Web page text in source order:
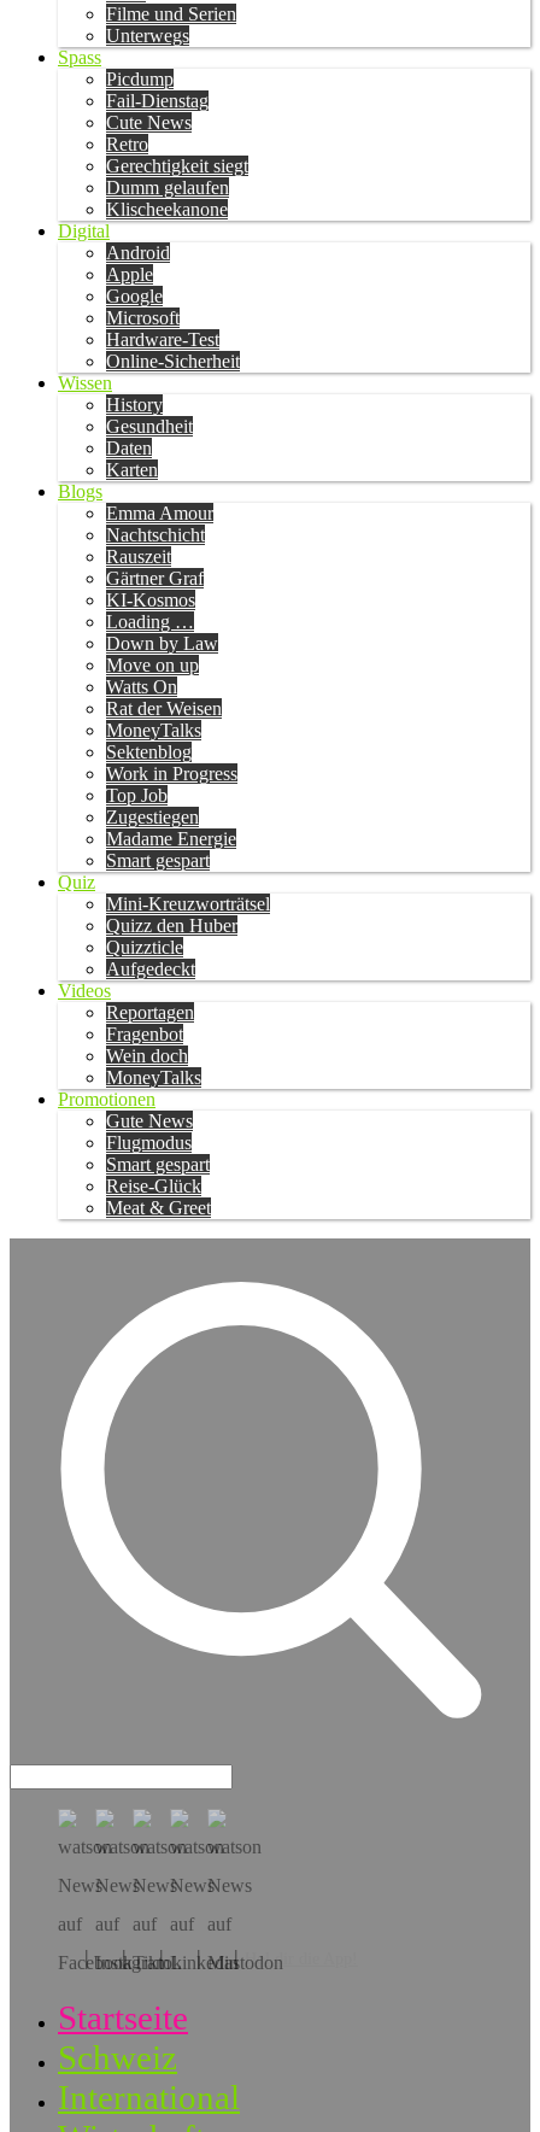
Filme und Serien
Unterwegs
Spass
Picdump
Fail-Dienstag
Cute News
Retro
Gerechtigkeit siegt
Dumm gelaufen
Klischeekanone
Digital
Android
Apple
Google
Microsoft
Hardware-Test
Online-Sicherheit
Wissen
History
Gesundheit
Daten
Karten
Blogs
Emma Amour
Nachtschicht
Rauszeit
Gärtner Graf
KI-Kosmos
Loading …
Down by Law
Move on up
Watts On
Rat der Weisen
MoneyTalks
Sektenblog
Work in Progress
Top Job
Zugestiegen
Madame Energie
Smart gespart
Quiz
Mini-Kreuzworträtsel
Quizz den Huber
Quizzticle
Aufgedeckt
Videos
Reportagen
Fragenbot
Wein doch
MoneyTalks
Promotionen
Gute News
Flugmodus
Smart gespart
Reise-Glück
Meat & Greet
Hol dir die App!
Startseite
Schweiz
International